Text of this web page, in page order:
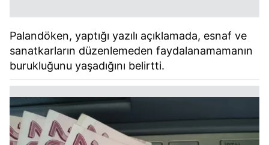
Palandöken, yaptığı yazılı açıklamada, esnaf ve
sanatkarların düzenlemeden faydalanamamanın
burukluğunu yaşadığını belirtti.